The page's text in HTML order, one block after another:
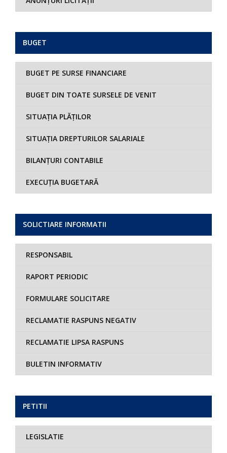
BUGET
BUGET PE SURSE FINANCIARE
BUGET DIN TOATE SURSELE DE VENIT
SITUAȚIA PLĂȚILOR
SITUAȚIA DREPTURILOR SALARIALE
BILANȚURI CONTABILE
EXECUȚIA BUGETARĂ
SOLICTIARE INFORMATII
RESPONSABIL
RAPORT PERIODIC
FORMULARE SOLICITARE
RECLAMATIE RASPUNS NEGATIV
RECLAMATIE LIPSA RASPUNS
BULETIN INFORMATIV
PETITII
LEGISLATIE